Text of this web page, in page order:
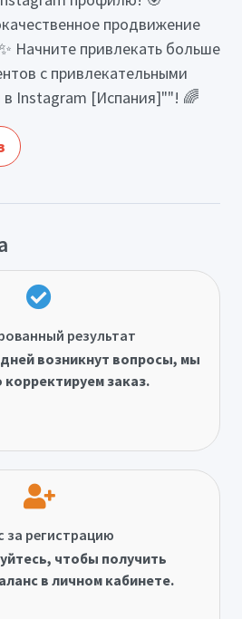
продвижение
Начните привлекать больше
с привлекательными
Instagram [Испания]""! 🌈
результат
дней возникнут вопросы, мы
корректируем заказ.
за регистрацию
чтобы получить
в личном кабинете.